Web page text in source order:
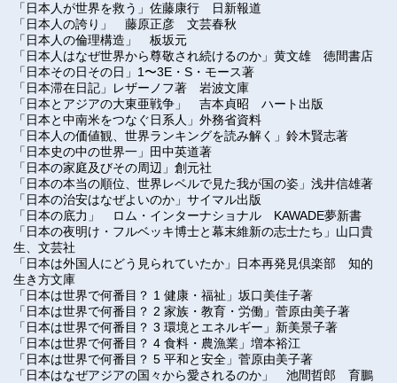
「 日本人が世界を救う 」 佐藤康行 日新報道
「 日本人の誇り 」
藤原正彦 文芸春秋
「 日本人の倫理構造 」
板坂元
「 日本人はなぜ世界から尊敬され続けるのか 」 黄文雄 徳間書店
「日本その日その日」1〜3E・S・モース著
「日本滞在日記」レザーノフ著 岩波文庫
「 日本とアジアの大東亜戦争 」
吉本貞昭 ハート出版
「日本と中南米をつなぐ日系人」外務省資料
「日本人の価値観、世界ランキングを読み解く」鈴木賢志著
「日本史の中の世界一」田中英道著
「 日本の家庭及びその周辺 」 創元社
「日本の本当の順位、世界レベルで見た我が国の姿」浅井信雄著
「 日本の治安はなぜよいのか 」 サイマル出版
「 日本の底力 」
ロム・インターナショナル KAWADE夢新書
「日本の夜明け・フルベッキ博士と幕末維新の志士たち」山口貴
生、文芸社
「 日本は外国人にどう見られていたか 」
日本再発見倶楽部 知的
生き方文庫
「日本は世界で何番目？ 1 健康・福祉」坂口美佳子著
「日本は世界で何番目？ 2 家族・教育・労働」菅原由美子著
「日本は世界で何番目？ 3 環境とエネルギー」新美景子著
「日本は世界で何番目？ 4 食料・農漁業」増本裕江
「日本は世界で何番目？ 5 平和と安全」菅原由美子著
「 日本はなぜアジアの国々から愛されるのか 」
池間哲郎 育鵬